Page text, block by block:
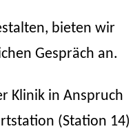
bieten wir
Gespräch an.
Klinik in Anspruch
(Station 14)